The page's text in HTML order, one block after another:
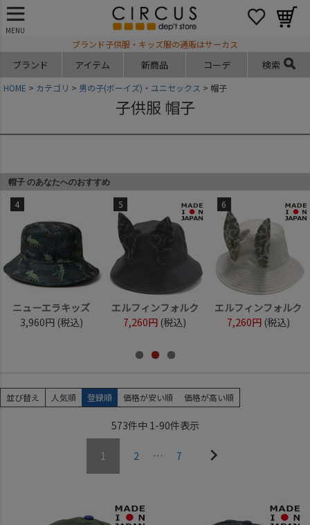
MENU
ブランド子供服・キッズ服の通販はサーカス
ブランド アイテム 新商品 コーデ 検索
HOME カテゴリ 男の子(ボーイズ)・ユニセックス 帽子
子供服 帽子
帽子 のあなたへのおすすめ
4
ニューエラキッズ
3,960円 (税込)
5
エルフィンフォルク
7,260円 (税込)
6
エルフィンフォルク
7,260円 (税込)
並び替え 人気順 登録順 価格が安い順 価格が高い順
573件中 1-90件表示
1 2 … 7